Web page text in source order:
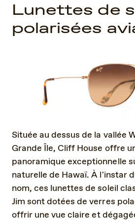
Lunettes de
polarisées
Située au dessus de la vallée
Grande Île, Cliff House offre
panoramique exceptionnelle
naturelle de Hawaï. À l'instar
nom, ces lunettes de soleil
Jim sont dotées de verres
offrir une vue claire et